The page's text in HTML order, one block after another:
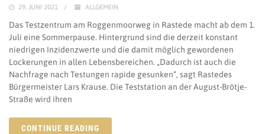
29. JUNI 2021 ALLGEMEIN
Das Testzentrum am Roggenmoorweg in Rastede macht ab dem 1.
Juli eine Sommerpause. Hintergrund sind die derzeit konstant
niedrigen Inzidenzwerte und die damit möglich gewordenen
Lockerungen in allen Lebensbereichen. „Dadurch ist auch die
Nachfrage nach Testungen rapide gesunken“, sagt Rastedes
Bürgermeister Lars Krause. Die Teststation an der August-Brötje-
Straße wird ihren
CONTINUE READING